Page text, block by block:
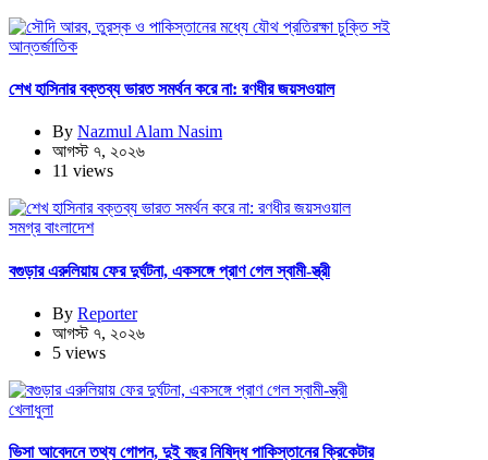
আন্তর্জাতিক
শেখ হাসিনার বক্তব্য ভারত সমর্থন করে না: রণধীর জয়সওয়াল
By Nazmul Alam Nasim
আগস্ট ৭, ২০২৬
11 views
সমগ্র বাংলাদেশ
বগুড়ার এরুলিয়ায় ফের দুর্ঘটনা, একসঙ্গে প্রাণ গেল স্বামী-স্ত্রী
By Reporter
আগস্ট ৭, ২০২৬
5 views
খেলাধুলা
ভিসা আবেদনে তথ্য গোপন, দুই বছর নিষিদ্ধ পাকিস্তানের ক্রিকেটার